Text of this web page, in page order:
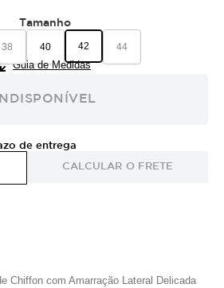
Tamanho
38 40 42 44
Guia de Medidas
INDISPONÍVEL
de entrega
CALCULAR O FRETE
Chiffon com Amarração Lateral Delicada